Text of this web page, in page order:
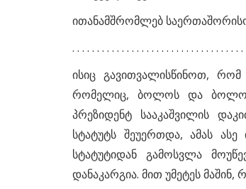
ითანამშრომლებ
. . . . . . . . . . . . . . . . . . . . . . . . . . . . . . . . . .
ისიც გავითვალისწინოთ,
რომელიც, ბოლოს და ბოლოს,
პრეზიდენტ სააკაშვილის
სტატუტს შეუერთდა, ამას
სტატუტიდან გამოსვლა
დანაკარგია. მით უმეტეს